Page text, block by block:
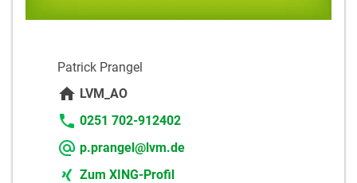
Patrick Prangel
LVM_AO
0251 702-912402
p.prangel@lvm.de
Zum XING-Profil